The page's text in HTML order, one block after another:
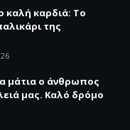
καλή καρδιά: Το
της
μάτια ο άνθρωπος
μας. Καλό δρόμο